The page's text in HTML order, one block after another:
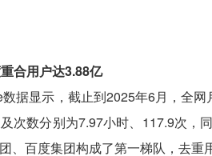
合用户达3.88亿
据显示，截止到2025年6月，全
次数分别为7.97小时、117.9次，
、百度集团构成了第一梯队，去